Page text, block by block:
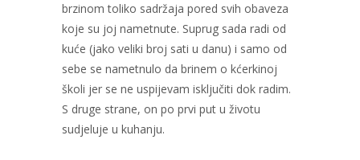
brzinom toliko sadržaja pored svih obaveza
koje su joj nametnute. Suprug sada radi od
kuće (jako veliki broj sati u danu) i samo od
sebe se nametnulo da brinem o kćerkinoj
školi jer se ne uspijevam isključiti dok radim.
S druge strane, on po prvi put u životu
sudjeluje u kuhanju.